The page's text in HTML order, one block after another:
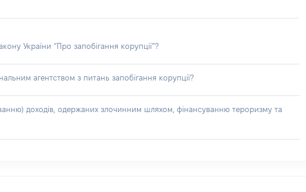
України “Про запобігання корупції”?
агентством з питань запобігання корупції?
доходів, одержаних злочинним шляхом, фінансуванню тероризму та